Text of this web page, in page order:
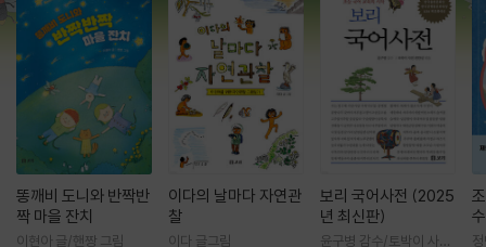
똥깨비 도니와 반짝반
짝 마을 잔치
이현아 글/핸짱 그림
이다의 날마다 자연관
찰
이다 글그림
보리 국어사전 (2025
년 최신판)
윤구병 감수/토박이 사전